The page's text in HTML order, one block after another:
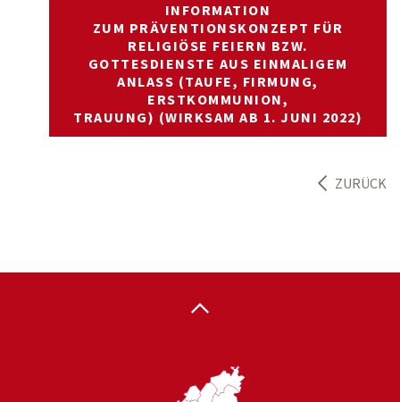
INFORMATION
ZUM PRÄVENTIONSKONZEPT FÜR
RELIGIÖSE FEIERN BZW.
GOTTESDIENSTE AUS EINMALIGEM
ANLASS (TAUFE, FIRMUNG,
ERSTKOMMUNION,
TRAUUNG) (WIRKSAM AB 1. JUNI 2022)
ZURÜCK